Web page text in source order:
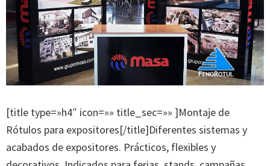
[title type=»h4″ icon=»» title_sec=»» ]Montaje de
Rótulos para expositores[/title]Diferentes sistemas y
acabados de expositores. Prácticos, flexibles y